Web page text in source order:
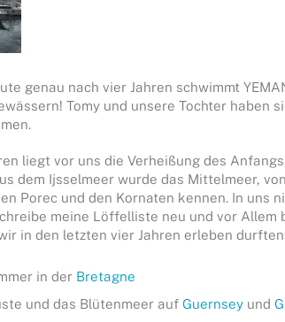
genau nach vier Jahren schwimmt
Tomy und unsere Tochter haben
liegt vor uns die Verheißung des
dem Ijsselmeer wurde das Mittelmeer,
Porec und den Kornaten kennen. In uns
meine Löffelliste neu und vor Allem
in den letzten vier Jahren erleben
in der Bretagne
und das Blütenmeer auf Guernsey und